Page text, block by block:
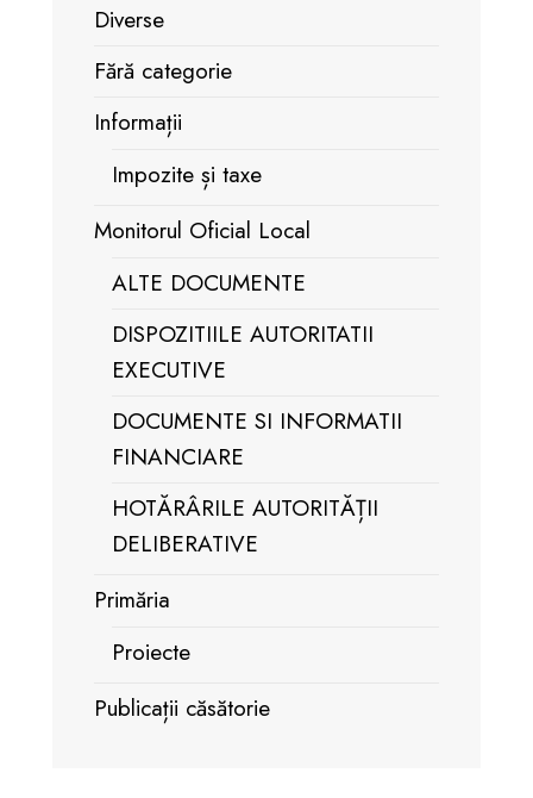
Diverse
Fără categorie
Informații
Impozite și taxe
Monitorul Oficial Local
ALTE DOCUMENTE
DISPOZITIILE AUTORITATII
EXECUTIVE
DOCUMENTE SI INFORMATII
FINANCIARE
HOTĂRÂRILE AUTORITĂȚII
DELIBERATIVE
Primăria
Proiecte
Publicații căsătorie